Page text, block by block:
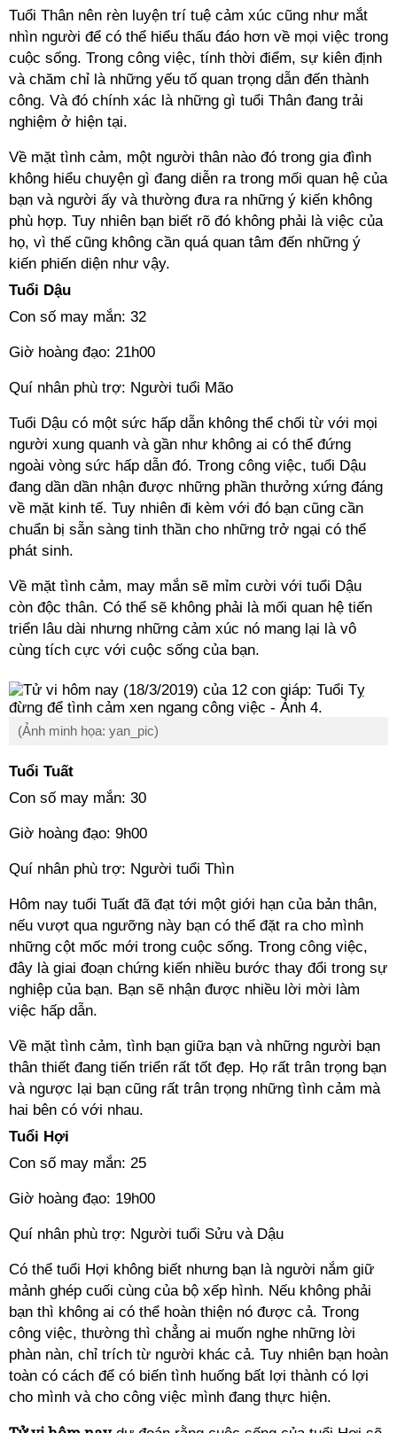
Tuổi Thân nên rèn luyện trí tuệ cảm xúc cũng như mắt
nhìn người để có thể hiểu thấu đáo hơn về mọi việc trong
cuộc sống. Trong công việc, tính thời điểm, sự kiên định
và chăm chỉ là những yếu tố quan trọng dẫn đến thành
công. Và đó chính xác là những gì tuổi Thân đang trải
nghiệm ở hiện tại.
Về mặt tình cảm, một người thân nào đó trong gia đình
không hiểu chuyện gì đang diễn ra trong mối quan hệ của
bạn và người ấy và thường đưa ra những ý kiến không
phù hợp. Tuy nhiên bạn biết rõ đó không phải là việc của
họ, vì thế cũng không cần quá quan tâm đến những ý
kiến phiến diện như vậy.
Tuổi Dậu
Con số may mắn: 32
Giờ hoàng đạo: 21h00
Quí nhân phù trợ: Người tuổi Mão
Tuổi Dậu có một sức hấp dẫn không thể chối từ với mọi
người xung quanh và gần như không ai có thể đứng
ngoài vòng sức hấp dẫn đó. Trong công việc, tuổi Dậu
đang dần dần nhận được những phần thưởng xứng đáng
về mặt kinh tế. Tuy nhiên đi kèm với đó bạn cũng cần
chuẩn bị sẵn sàng tinh thần cho những trở ngại có thể
phát sinh.
Về mặt tình cảm, may mắn sẽ mỉm cười với tuổi Dậu
còn độc thân. Có thể sẽ không phải là mối quan hệ tiến
triển lâu dài nhưng những cảm xúc nó mang lại là vô
cùng tích cực với cuộc sống của bạn.
(Ảnh minh họa: yan_pic)
Tuổi Tuất
Con số may mắn: 30
Giờ hoàng đạo: 9h00
Quí nhân phù trợ: Người tuổi Thìn
Hôm nay tuổi Tuất đã đạt tới một giới hạn của bản thân,
nếu vượt qua ngưỡng này bạn có thể đặt ra cho mình
những cột mốc mới trong cuộc sống. Trong công việc,
đây là giai đoạn chứng kiến nhiều bước thay đổi trong sự
nghiệp của bạn. Bạn sẽ nhận được nhiều lời mời làm
việc hấp dẫn.
Về mặt tình cảm, tình bạn giữa bạn và những người bạn
thân thiết đang tiến triển rất tốt đẹp. Họ rất trân trọng bạn
và ngược lại bạn cũng rất trân trọng những tình cảm mà
hai bên có với nhau.
Tuổi Hợi
Con số may mắn: 25
Giờ hoàng đạo: 19h00
Quí nhân phù trợ: Người tuổi Sửu và Dậu
Có thể tuổi Hợi không biết nhưng bạn là người nắm giữ
mảnh ghép cuối cùng của bộ xếp hình. Nếu không phải
bạn thì không ai có thể hoàn thiện nó được cả. Trong
công việc, thường thì chẳng ai muốn nghe những lời
phàn nàn, chỉ trích từ người khác cả. Tuy nhiên bạn hoàn
toàn có cách để có biến tình huống bất lợi thành có lợi
cho mình và cho công việc mình đang thực hiện.